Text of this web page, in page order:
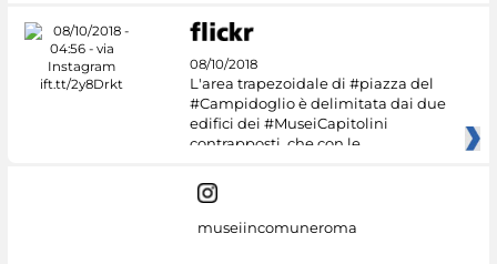
08/10/2018
L'area trapezoidale di #piazza del
#Campidoglio è delimitata dai due
edifici dei #MuseiCapitolini
contrapposti, che con le
museiincomuneroma